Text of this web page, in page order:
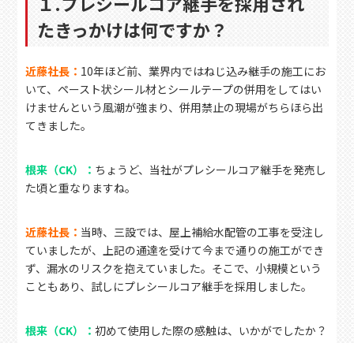
たきっかけは何ですか？
近藤社長： 10年ほど前、業界内ではねじ込み継手の施工にお
いて、ペースト状シール材とシールテープの併用をしてはい
けませんという風潮が強まり、併用禁止の現場がちらほら出
てきました。
根来（CK）： ちょうど、当社がプレシールコア継手を発売し
た頃と重なりますね。
近藤社長： 当時、三設では、屋上補給水配管の工事を受注し
ていましたが、上記の通達を受けて今まで通りの施工ができ
ず、漏水のリスクを抱えていました。そこで、小規模という
こともあり、試しにプレシールコア継手を採用しました。
根来（CK）：初めて使用した際の感触は、いかがでしたか？